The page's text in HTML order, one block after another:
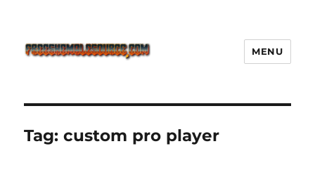
Defense Main Game Ini Pasti
Ketagihan!
MENU
Tag:custom pro player